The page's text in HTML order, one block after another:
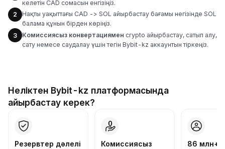
келетін CAD сомасын енгізіңіз.
2
Нақты уақыттағы CAD -> SOL айырбастау бағамы негізінде SOL
балама құнын бірден көріңіз.
3
Комиссиясыз конвертациямен crypto айырбастау, сатып алу,
сату немесе саудалау үшін тегін Bybit-kz аккаунтын тіркеңіз.
Неліктен Bybit-kz платформасында
айырбастау керек?
Резервтер дәлелі
Комиссиясыз
86 млн+